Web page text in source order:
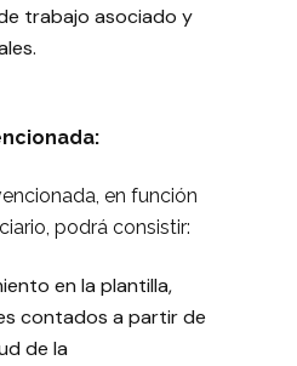
trabajo asociado y
en función
podrá consistir:
en la plantilla,
contados a partir de
de la